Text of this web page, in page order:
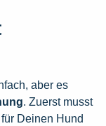
aber es
. Zuerst musst
Deinen Hund